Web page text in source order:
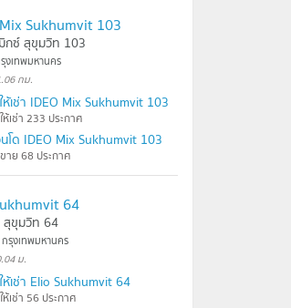
Sukhumvit 103
กซ์ สุขุมวิท 103
งเทพมหานคร
กม.
ห้เช่า IDEO Mix Sukhumvit 103
ห้เช่า 233 ประกาศ
โด IDEO Mix Sukhumvit 103
าย 68 ประกาศ
64
สุขุมวิท 64
กรุงเทพมหานคร
ม.
ห้เช่า Elio Sukhumvit 64
ห้เช่า 56 ประกาศ